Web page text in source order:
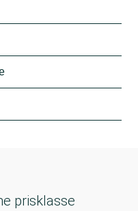
prisklasse